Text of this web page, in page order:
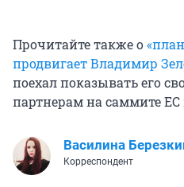
Прочитайте также о
продвигает Владимир
поехал показывать его
партнерам на саммите ЕС
Василина
Корреспондент